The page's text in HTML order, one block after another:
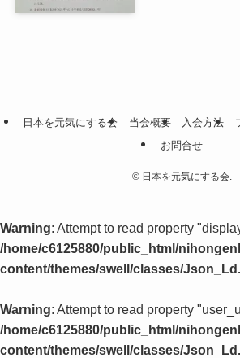
日本を元気にする会 当会概要 入会方法
お問合せ
©日本を元気にする会.
Warning: Attempt to read property
/home/c6125880/public_html/
content/themes/swell/classes/
Warning: Attempt to read property
/home/c6125880/public_html/
content/themes/swell/classes/